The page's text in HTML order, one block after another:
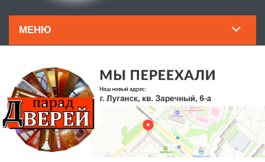
МЕНЮ